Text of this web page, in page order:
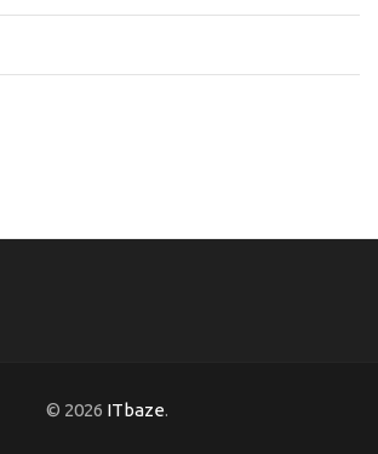
© 2026 ITbaze.